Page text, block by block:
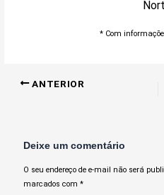
* Com
ANTERIOR
Deixe um comentário
O seu endereço de e-mail não será
marcados com*